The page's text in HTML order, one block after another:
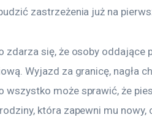
zastrzeżenia już na
zdarza się, że osoby oddające
Wyjazd za granicę, nagła
wszystko może sprawić, że
która zapewni mu nowy,